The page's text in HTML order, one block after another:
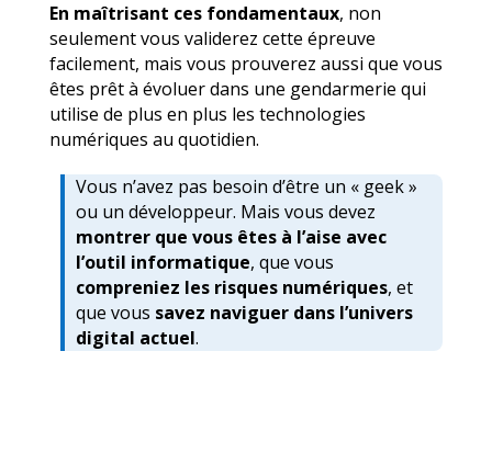
En maîtrisant ces fondamentaux, non
seulement vous validerez cette épreuve
facilement, mais vous prouverez aussi que vous
êtes prêt à évoluer dans une gendarmerie qui
utilise de plus en plus les technologies
numériques au quotidien.
Vous n’avez pas besoin d’être un « geek »
ou un développeur. Mais vous devez
montrer que vous êtes à l’aise avec
l’outil informatique, que vous
compreniez les risques numériques, et
que vous savez naviguer dans l’univers
digital actuel.